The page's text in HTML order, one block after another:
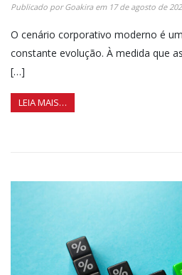
Publicado porGoakiraem 17 de agosto de
O cenário corporativo moderno é
constante evolução. À medida que
[…]
LEIA MAIS…